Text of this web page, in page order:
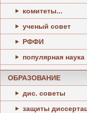
комитеты...
ученый совет
РФФИ
популярная наука
ОБРАЗОВАНИЕ
дис. советы
защиты